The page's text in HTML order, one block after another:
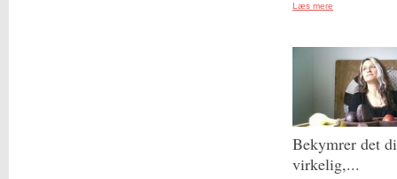
Læs mere
Bekymrer det
virkelig,...